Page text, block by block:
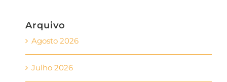
Arquivo
Agosto 2026
Julho 2026